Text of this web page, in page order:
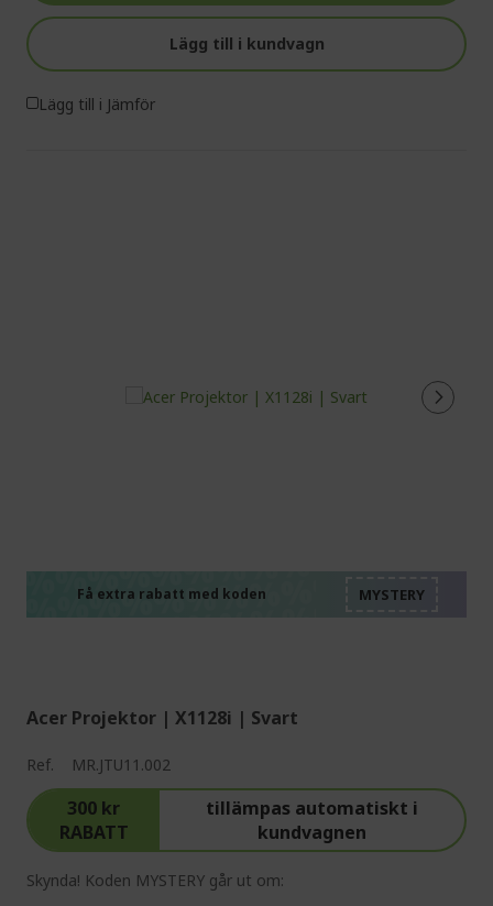
Lägg till i kundvagn
Lägg till i Jämför
Få extra rabatt med koden
Acer Projektor | X1128i | Svart
Ref. MR.JTU11.002
300 kr
RABATT
tillämpas automatiskt i
kundvagnen
Skynda! Koden MYSTERY går ut om: